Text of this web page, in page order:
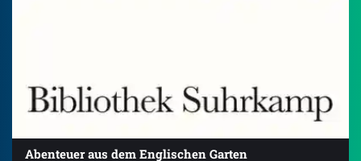
Abenteuer aus dem Englischen Garten